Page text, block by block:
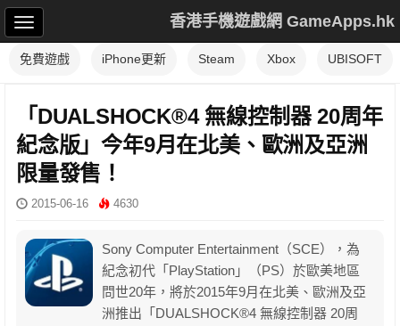
香港手機遊戲網 GameApps.hk
免費遊戲 iPhone更新 Steam Xbox UBISOFT
「DUALSHOCK®4 無線控制器 20周年
紀念版」今年9月在北美、歐洲及亞洲
限量發售！
2015-06-16 4630
Sony Computer Entertainment（SCE），為
紀念初代「PlayStation」（PS）於歐美地區
問世20年，將於2015年9月在北美、歐洲及亞
洲推出「DUALSHOCK®4 無線控制器 20周